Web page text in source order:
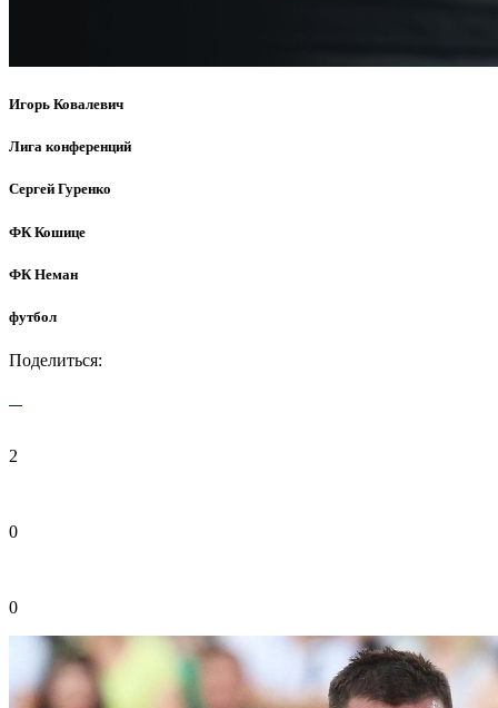
Игорь Ковалевич
Лига конференций
Сергей Гуренко
ФК Кошице
ФК Неман
футбол
Поделиться:
2
0
0